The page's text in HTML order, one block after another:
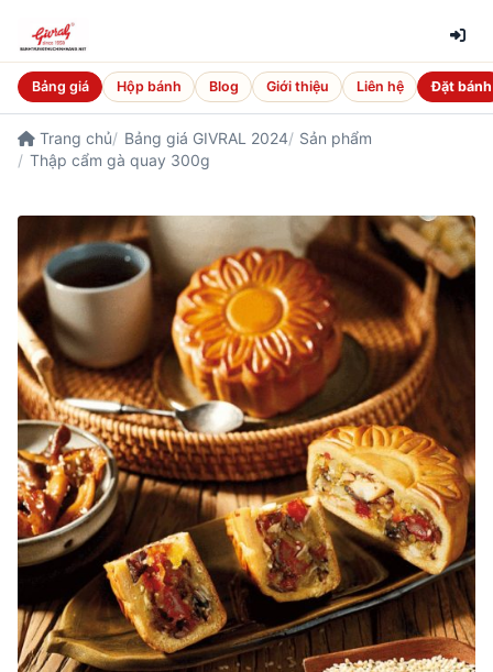
Bảng giá Hộp bánh Blog Giới thiệu Liên hệ Đặt bánh
Trang chủ Bảng giá GIVRAL 2024
Sản phẩm
Thập cẩm gà quay 300g